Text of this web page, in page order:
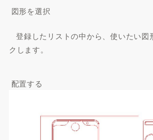
図形を選択
登録したリストの中から、使いたい図
クします。
配置する